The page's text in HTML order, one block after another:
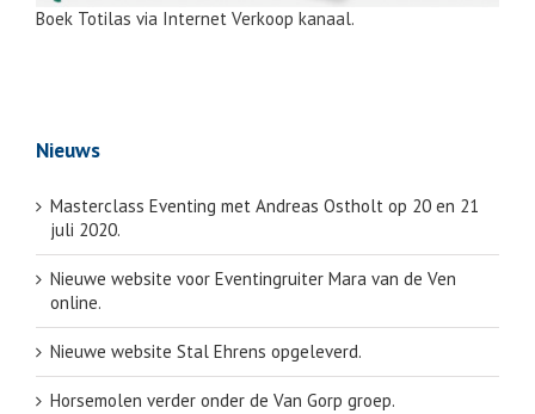
Boek Totilas via Internet Verkoop kanaal.
Nieuws
Masterclass Eventing met Andreas Ostholt op 20 en 21
juli 2020.
Nieuwe website voor Eventingruiter Mara van de Ven
online.
Nieuwe website Stal Ehrens opgeleverd.
Horsemolen verder onder de Van Gorp groep.